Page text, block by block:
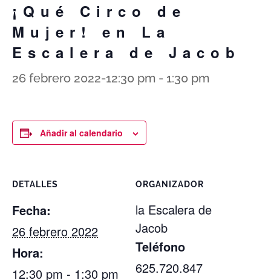
¡Qué Circo de
Mujer! en La
Escalera de Jacob
26 febrero 2022-12:30 pm - 1:30 pm
Añadir al calendario
DETALLES
Fecha:
26 febrero 2022
Hora:
12:30 pm - 1:30 pm
ORGANIZADOR
la Escalera de
Jacob
Teléfono
625.720.847